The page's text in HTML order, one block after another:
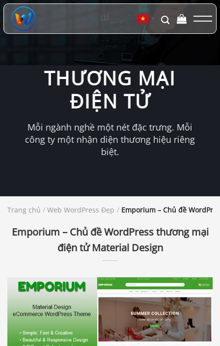
Chuyển
đến
dung
▼
THƯƠNG MẠI
ĐIỆN TỬ
Mỗi ngành nghề một nét đặc trưng. Mỗi
công ty một nhận diện thương hiệu riêng
biệt.
Trang chủ / Web WordPress Đẹp / Emporium – Chủ đề
Emporium – Chủ đề WordPress thương mại
điện tử Material Design